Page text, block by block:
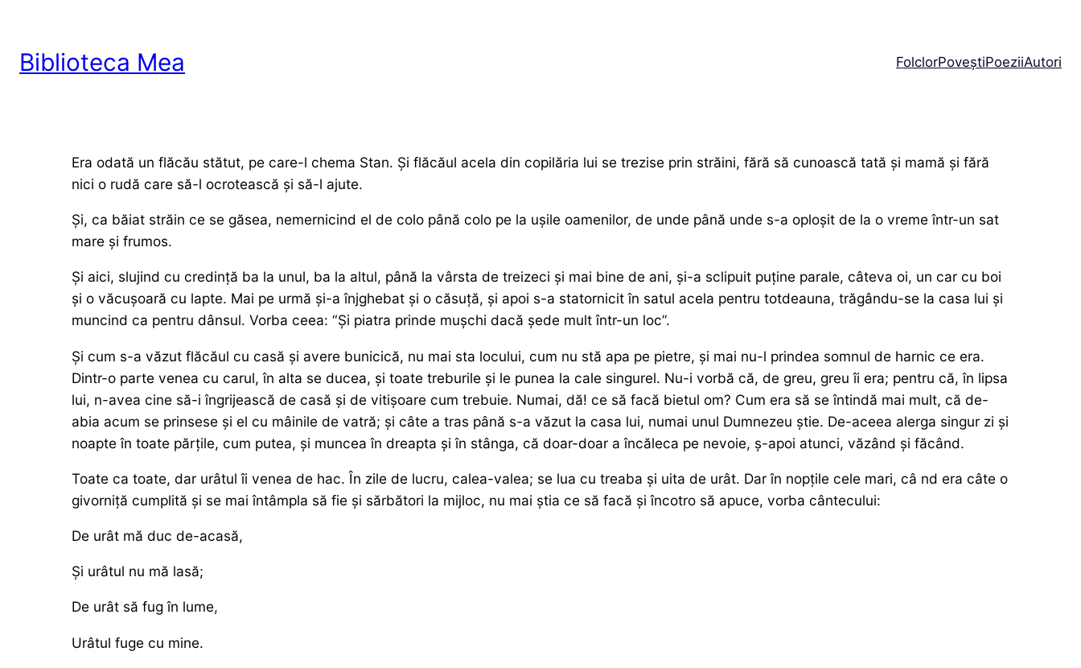
content
Biblioteca Mea FolclorPoveștiPoeziiAutori
Era odată un flăcău stătut, pe care-l chema Stan. Și flăcăul acela din copilăria lui se trezise prin străini, fără să cunoască tată și mamă și fără
nici o rudă care să-l ocrotească și să-l ajute.
Și, ca băiat străin ce se găsea, nemernicind el de colo până colo pe la ușile oamenilor, de unde până unde s-a oploșit de la o vreme într-un sat
mare și frumos.
Și aici, slujind cu credință ba la unul, ba la altul, până la vârsta de treizeci și mai bine de ani, și-a sclipuit puține parale, câteva oi, un car cu boi
și o văcușoară cu lapte. Mai pe urmă și-a înjghebat și o căsuță, și apoi s-a statornicit în satul acela pentru totdeauna, trăgându-se la casa lui și
muncind ca pentru dânsul. Vorba ceea: “Și piatra prinde mușchi dacă șede mult într-un loc”.
Și cum s-a văzut flăcăul cu casă și avere bunicică, nu mai sta locului, cum nu stă apa pe pietre, și mai nu-l prindea somnul de harnic ce era.
Dintr-o parte venea cu carul, în alta se ducea, și toate treburile și le punea la cale singurel. Nu-i vorbă că, de greu, greu îi era; pentru că, în lipsa
lui, n-avea cine să-i îngrijească de casă și de vitișoare cum trebuie. Numai, dă! ce să facă bietul om? Cum era să se întindă mai mult, că de-
abia acum se prinsese și el cu mâinile de vatră; și câte a tras până s-a văzut la casa lui, numai unul Dumnezeu știe. De-aceea alerga singur zi și
noapte în toate părțile, cum putea, și muncea în dreapta și în stânga, că doar-doar a încăleca pe nevoie, ș-apoi atunci, văzând și făcând.
Toate ca toate, dar urâtul îi venea de hac. În zile de lucru, calea-valea; se lua cu treaba și uita de urât. Dar în nopțile cele mari, câ nd era câte o
givorniță cumplită și se mai întâmpla să fie și sărbători la mijloc, nu mai știa ce să facă și încotro să apuce, vorba cântecului:
De urât mă duc de-acasă,
Și urâtul nu mă lasă;
De urât să fug în lume,
Urâtul fuge cu mine.